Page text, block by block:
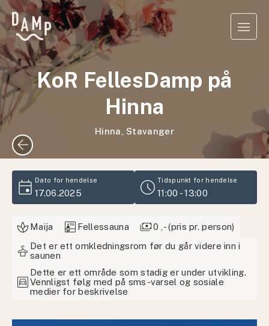
KoR FellesDamp på
Hinna
Hinna, Stavanger
arrow_back
event Dato for hendelse
17.06.2025 schedule Tidspunkt for hendelse
11:00 - 13:00
Maija sauna Fellessauna payments0 ,- (pris pr. person)
styler Det er ett omkledningsrom før du går videre inn i
saunen
garage
Dette er ett område som stadig er under utvikling.
Vennligst følg med på sms-varsel og sosiale
medier for beskrivelse